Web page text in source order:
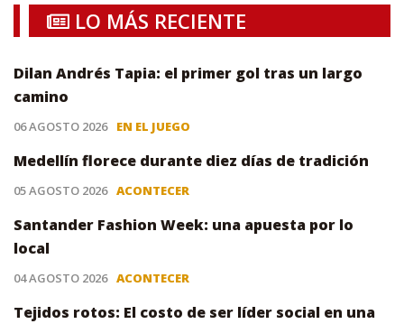
LO MÁS RECIENTE
Dilan Andrés Tapia: el primer gol tras un largo
camino
06 AGOSTO 2026 EN EL JUEGO
Medellín florece durante diez días de tradición
05 AGOSTO 2026 ACONTECER
Santander Fashion Week: una apuesta por lo
local
04 AGOSTO 2026 ACONTECER
Tejidos rotos: El costo de ser líder social en una